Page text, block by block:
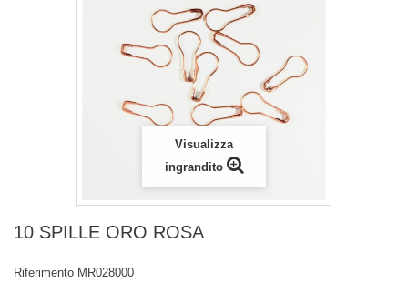
Visualizza
ingrandito
10 SPILLE ORO ROSA
Riferimento MR028000